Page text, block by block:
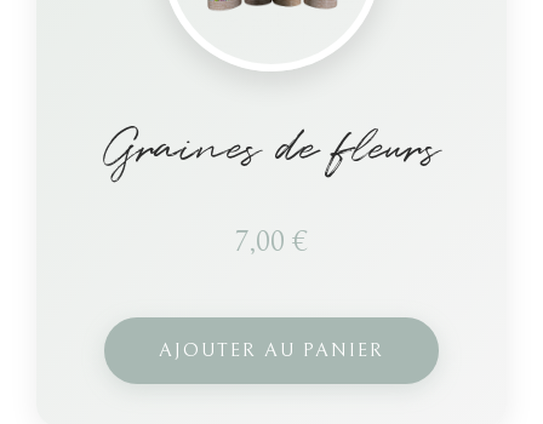
Graines de fleurs
7,00 €
AJOUTER AU PANIER